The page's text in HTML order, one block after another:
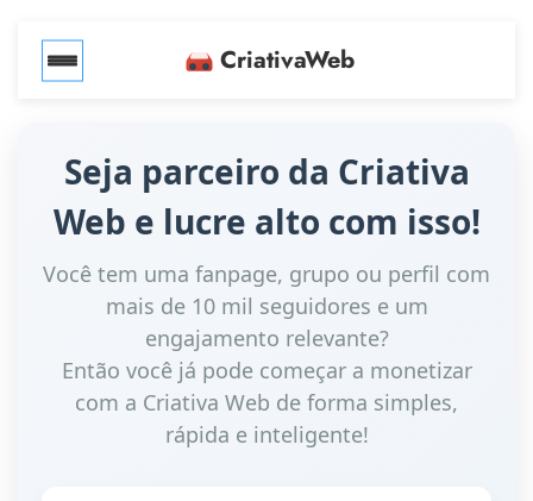
CriativaWeb
Seja parceiro da Criativa
Web e lucre alto com isso!
Você tem uma fanpage, grupo ou perfil com
mais de 10 mil seguidores e um
engajamento relevante?
Então você já pode começar a monetizar
com a Criativa Web de forma simples,
rápida e inteligente!